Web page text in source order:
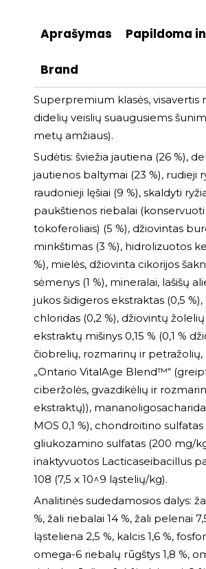
Aprašymas Papildoma
Brand
Superpremium klasės, visavertis
didelių veislių suaugusiems
metų amžiaus).
Sudėtis: šviežia jautiena (26 %),
jautienos baltymai (23 %), rudieji
raudonieji lęšiai (9 %), skaldyti
paukštienos riebalai
tokoferoliais) (5 %), džiovintas
minkštimas (3 %), hidrolizuotos
%), mielės, džiovinta cikorijos
sėmenys (1 %), mineralai, lašišų
jukos šidigeros ekstraktas (0,5
chloridas (0,2 %), džiovintų
ekstraktų mišinys 0,15 % (0,1 %
čiobrelių, rozmarinų ir petražolių,
„Ontario VitalAge Blend™“
ciberžolės, gvazdikėlių ir
ekstraktų)),
MOS 0,1 %), chondroitino
gliukozamino sulfatas (200 mg/
inaktyvuotos Lacticaseibacillus
108 (7,5 x 10^9 ląstelių/kg).
Analitinės sudedamosios dalys:
%, žali riebalai 14 %, žali pelenai
ląsteliena 2,5 %, kalcis 1,6 %,
omega-6 riebalų rūgštys 1,8 %,